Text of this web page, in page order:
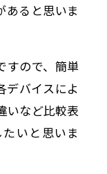
あると思いま
すので、簡単
デバイスによ
いなど比較表
いと思いま